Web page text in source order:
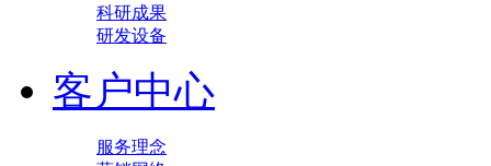
科研成果
研发设备
客户中心
服务理念